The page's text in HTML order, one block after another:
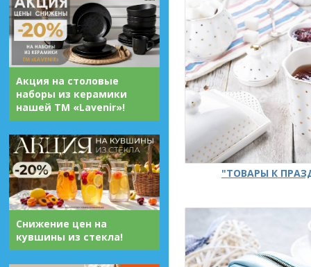
Акция на столовые
наборы из керамики
нашей ТМ «Lavenir»!
Снижение цен на
кувшины из стекла!
"ТОВАРЫ К